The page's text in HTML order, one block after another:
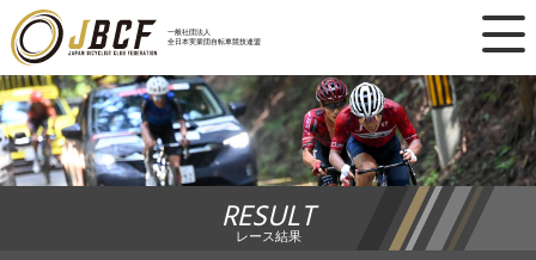
一般社団法人
全日本実業団自転車競技連盟
×
ニュース
レース日程
ランキング
RESULT
レース結果